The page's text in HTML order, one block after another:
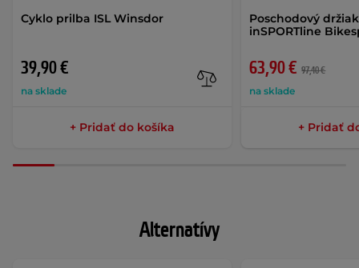
Cyklo prilba ISL Winsdor
39,90 €
na sklade
+ Pridať do košíka
Poschodový
inSPORTline
63,90 € 97,40 €
na sklade
+ Pridať
Alternatívy